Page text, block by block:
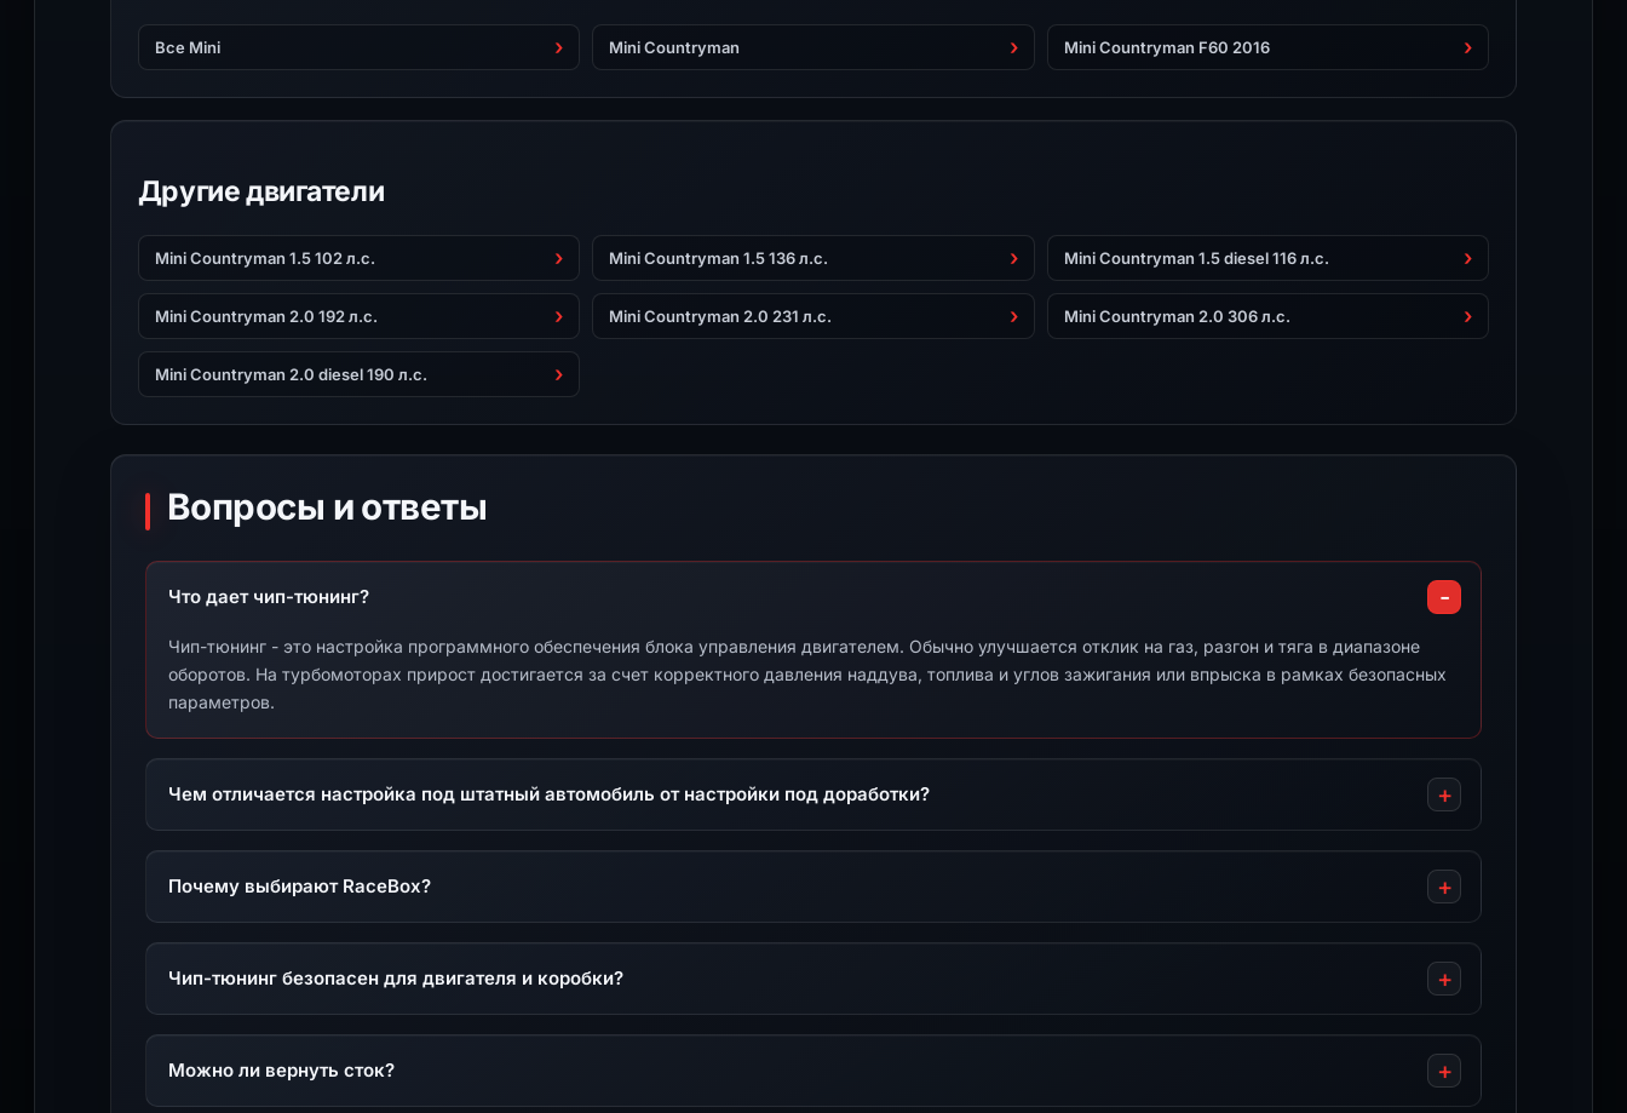
Все Mini Mini Countryman Mini Countryman F60 2016
Другие двигатели
Mini Countryman 1.5 102 л.с. Mini Countryman 1.5 136 л.с. Mini Countryman 1.5 diesel 116 л.с.
Mini Countryman 2.0 192 л.с. Mini Countryman 2.0 231 л.с. Mini Countryman 2.0 306 л.с.
Mini Countryman 2.0 diesel 190 л.с.
Вопросы и ответы
Что дает чип-тюнинг?
Чип-тюнинг - это настройка программного обеспечения блока управления двигателем. Обычно улучшается отклик на газ, разгон и тяга в диапазоне
оборотов. На турбомоторах прирост достигается за счет корректного давления наддува, топлива и углов зажигания или впрыска в рамках безопасных
параметров.
Чем отличается настройка под штатный автомобиль от настройки под доработки?
Почему выбирают RaceBox?
Чип-тюнинг безопасен для двигателя и коробки?
Можно ли вернуть сток?